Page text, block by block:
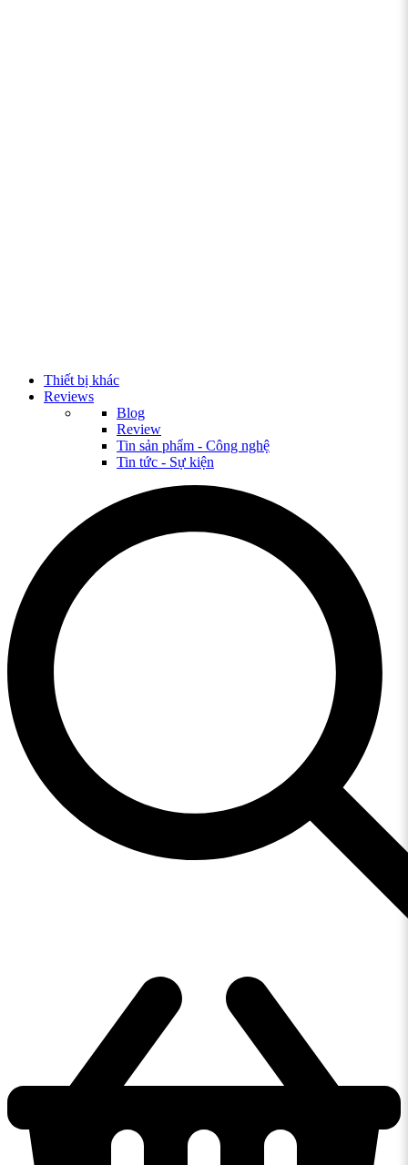
Thiết bị khác
Reviews
Blog
Review
Tin sản phẩm - Công nghệ
Tin tức - Sự kiện